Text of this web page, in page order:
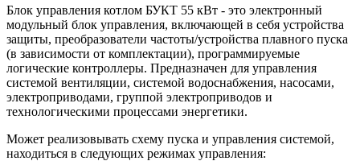
Блок управления котлом БУКТ 55 кВт - это электронный
модульный блок управления, включающей в себя устройства
защиты, преобразователи частоты/устройства плавного пуска
(в зависимости от комплектации), программируемые
логические контроллеры. Предназначен для управления
системой вентиляции, системой водоснабжения, насосами,
электроприводами, группой электроприводов и
технологическими процессами энергетики.
Может реализовывать схему пуска и управления системой,
находиться в следующих режимах управления: